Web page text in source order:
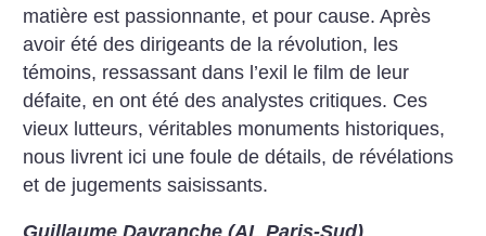
matière est passionnante, et pour cause. Après
avoir été des dirigeants de la révolution, les
témoins, ressassant dans l’exil le film de leur
défaite, en ont été des analystes critiques. Ces
vieux lutteurs, véritables monuments historiques,
nous livrent ici une foule de détails, de révélations
et de jugements saisissants.